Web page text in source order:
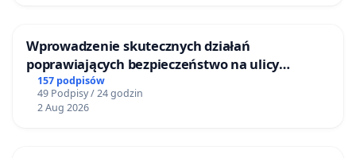
Wprowadzenie skutecznych działań
poprawiających bezpieczeństwo na ulicy
Żeromskiego w Otwocku
157 podpisów
49 Podpisy / 24 godzin
2 Aug 2026